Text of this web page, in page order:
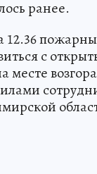
ранее.
12.36
с
месте